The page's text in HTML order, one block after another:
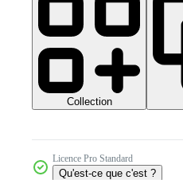
Collection
Licence Pro Standard
Qu'est-ce que c'est ?